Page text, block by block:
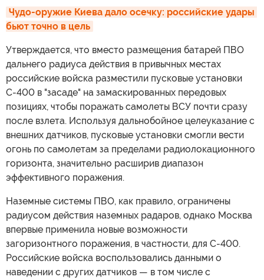
Чудо-оружие Киева дало осечку: российские удары
бьют точно в цель
Утверждается, что вместо размещения батарей ПВО
дальнего радиуса действия в привычных местах
российские войска разместили пусковые установки
С-400 в "засаде" на замаскированных передовых
позициях, чтобы поражать самолеты ВСУ почти сразу
после взлета. Используя дальнобойное целеуказание с
внешних датчиков, пусковые установки смогли вести
огонь по самолетам за пределами радиолокационного
горизонта, значительно расширив диапазон
эффективного поражения.
Наземные системы ПВО, как правило, ограничены
радиусом действия наземных радаров, однако Москва
впервые применила новые возможности
загоризонтного поражения, в частности, для С-400.
Российские войска воспользовались данными о
наведении с других датчиков — в том числе с